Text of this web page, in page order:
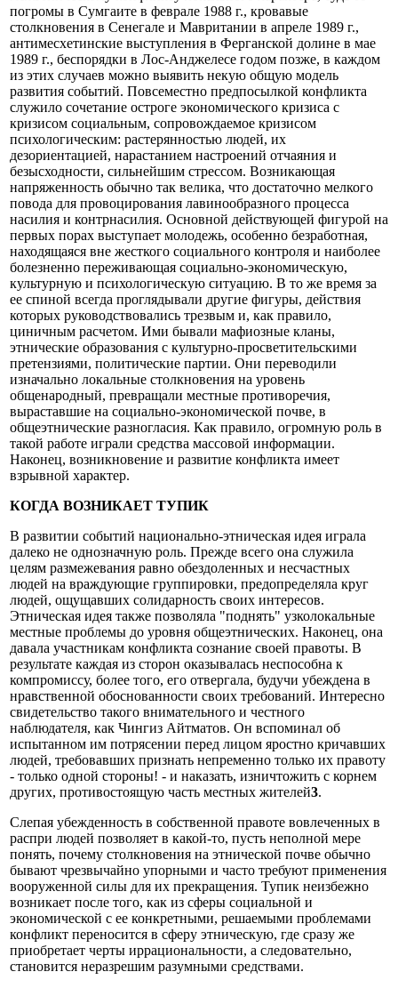
погромы в Сумгаите в феврале 1988 г., кровавые
столкновения в Сенегале и Мавритании в апреле 1989 г.,
антимесхетинские выступления в Ферганской долине в мае
1989 г., беспорядки в Лос-Анджелесе годом позже, в каждом
из этих случаев можно выявить некую общую модель
развития событий. Повсеместно предпосылкой конфликта
служило сочетание остроге экономического кризиса с
кризисом социальным, сопровождаемое кризисом
психологическим: растерянностью людей, их
дезориентацией, нарастанием настроений отчаяния и
безысходности, сильнейшим стрессом. Возникающая
напряженность обычно так велика, что достаточно мелкого
повода для провоцирования лавинообразного процесса
насилия и контрнасилия. Основной действующей фигурой на
первых порах выступает молодежь, особенно безработная,
находящаяся вне жесткого социального контроля и наиболее
болезненно переживающая социально-экономическую,
культурную и психологическую ситуацию. В то же время за
ее спиной всегда проглядывали другие фигуры, действия
которых руководствовались трезвым и, как правило,
циничным расчетом. Ими бывали мафиозные кланы,
этнические образования с культурно-просветительскими
претензиями, политические партии. Они переводили
изначально локальные столкновения на уровень
общенародный, превращали местные противоречия,
выраставшие на социально-экономической почве, в
общеэтнические разногласия. Как правило, огромную роль в
такой работе играли средства массовой информации.
Наконец, возникновение и развитие конфликта имеет
взрывной характер.
КОГДА ВОЗНИКАЕТ ТУПИК
В развитии событий национально-этническая идея играла
далеко не однозначную роль. Прежде всего она служила
целям размежевания равно обездоленных и несчастных
людей на враждующие группировки, предопределяла круг
людей, ощущавших солидарность своих интересов.
Этническая идея также позволяла "поднять" узколокальные
местные проблемы до уровня общеэтнических. Наконец, она
давала участникам конфликта сознание своей правоты. В
результате каждая из сторон оказывалась неспособна к
компромиссу, более того, его отвергала, будучи убеждена в
нравственной обоснованности своих требований. Интересно
свидетельство такого внимательного и честного
наблюдателя, как Чингиз Айтматов. Он вспоминал об
испытанном им потрясении перед лицом яростно кричавших
людей, требовавших признать непременно только их правоту
- только одной стороны! - и наказать, изничтожить с корнем
других, противостоящую часть местных жителей3.
Слепая убежденность в собственной правоте вовлеченных в
распри людей позволяет в какой-то, пусть неполной мере
понять, почему столкновения на этнической почве обычно
бывают чрезвычайно упорными и часто требуют применения
вооруженной силы для их прекращения. Тупик неизбежно
возникает после того, как из сферы социальной и
экономической с ее конкретными, решаемыми проблемами
конфликт переносится в сферу этническую, где сразу же
приобретает черты иррациональности, а следовательно,
становится неразрешим разумными средствами.